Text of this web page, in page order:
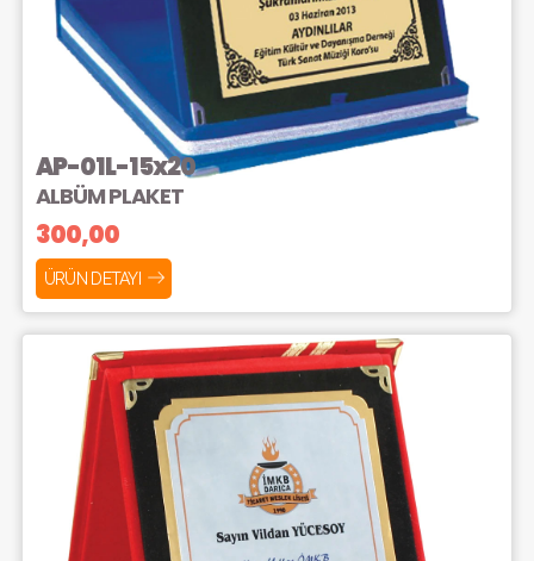
AP-01L-15x20
ALBÜM PLAKET
300,00
ÜRÜN DETAYI